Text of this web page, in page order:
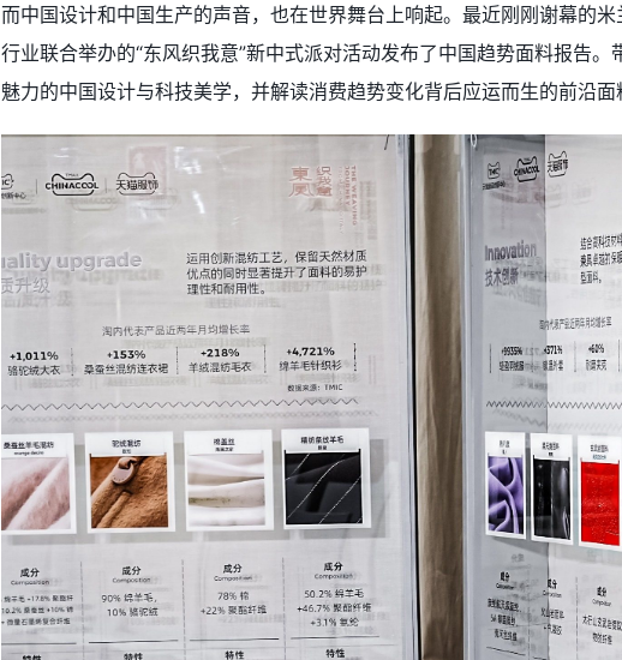
而中国设计和中国生产的声音，也在世界舞台上响起。最近刚刚谢幕的
行业联合举办的“东风织我意”新中式派对活动发布了中国趋势面料报告
魅力的中国设计与科技美学，并解读消费趋势变化背后应运而生的前沿面